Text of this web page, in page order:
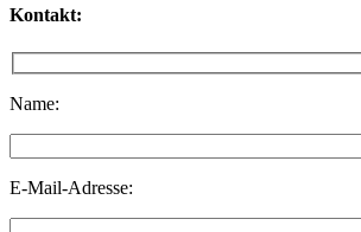
Kontakt:
Name:
E-Mail-Adresse: